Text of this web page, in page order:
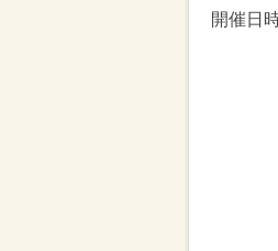
開催日